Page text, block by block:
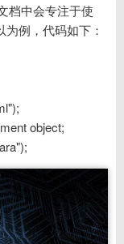
档中会专注于使
例，代码如下：
object;